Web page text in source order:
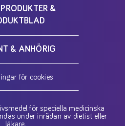
&
& ANHÖRIG
för cookies
för speciella medicinska
under inrådan av dietist eller
läkare.